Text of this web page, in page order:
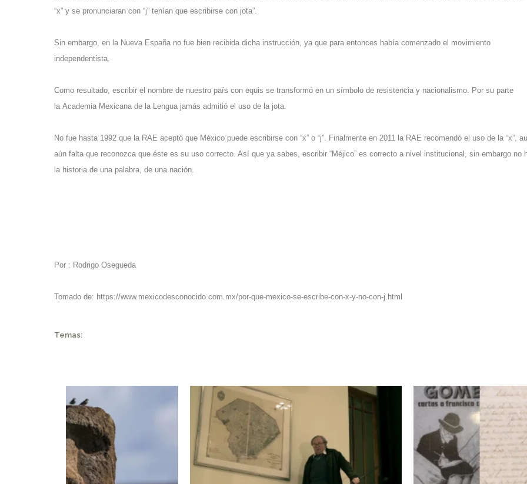
“x” y se pronunciaran con “j” tenían que escribirse con jota”.
Sin embargo, en la Nueva España no fue bien recibida dicha instrucción, ya que para entonces había comenzado el movimiento
independentista.
Como resultado, escribir el nombre de nuestro país con equis se transformó en un símbolo de resistencia y nacionalismo. Por su parte
la Academia Mexicana de la Lengua jamás admitió el uso de la jota.
No fue hasta 1992 que la RAE aceptó que México puede escribirse con “x” o “j”. Finalmente en 2011 la RAE recomendó el uso de la “x”,
aún falta que reconozca que éste es su uso correcto. Así que ya sabes, escribir “Méjico” es correcto a nivel institucional, sin embargo no
la historia de una palabra, de una nación.
Por : Rodrigo Osegueda
Tomado de: https://www.mexicodesconocido.com.mx/por-que-mexico-se-escribe-con-x-y-no-con-j.html
Temas: